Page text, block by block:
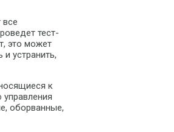
все
тест-
это может
устранить,
к
оборванные,